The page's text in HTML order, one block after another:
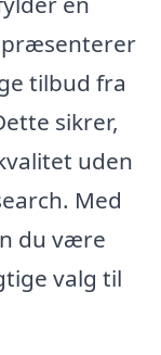
præsenterer
tilbud fra
sikrer,
uden
Med
du være
valg til